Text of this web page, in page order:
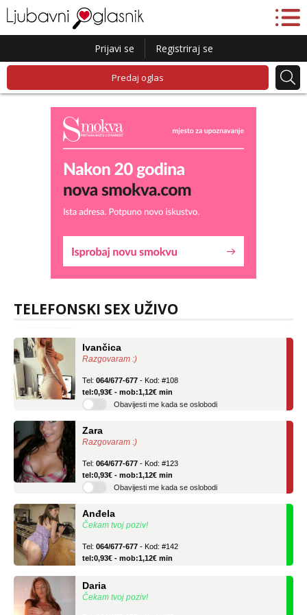
Prijavi se Registriraj se
Predaj oglas
TELEFONSKI SEX UŽIVO
Daria
Čekam tvoj poziv!
tel:0,93€ - mob:1,12€ min
Razgovaram :)
tel:0,93€ - mob:1,12€ min
Obavijesti me kada se oslobodi
Razgovaram :)
tel:0,93€ - mob:1,12€ min
Obavijesti me kada se oslobodi
Čekam tvoj poziv!
tel:0,93€ - mob:1,12€ min
Čekam tvoj poziv!